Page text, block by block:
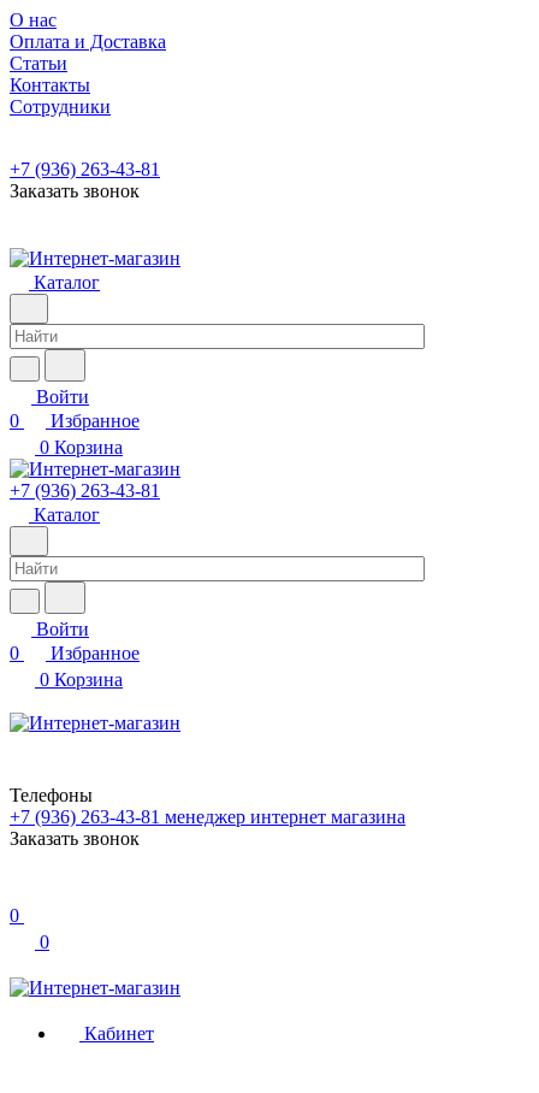
О нас
Оплата и Доставка
Статьи
Контакты
Сотрудники
+7 (936) 263-43-81
Заказать звонок
Каталог
Войти
0
Избранное
0 Корзина
+7 (936) 263-43-81
Каталог
Войти
0
Избранное
0 Корзина
Телефоны
+7 (936) 263-43-81 менеджер интернет магазина
Заказать звонок
0
0
Кабинет